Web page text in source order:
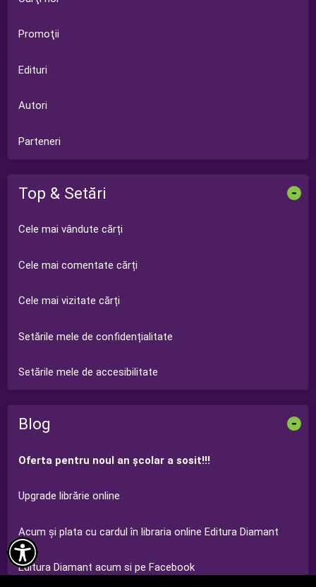

Promoţii
Edituri
Autori
Parteneri
Top & Setări -
Cele mai vândute cărți
Cele mai comentate cărți
Cele mai vizitate cărți
Setările mele de confidențialitate
Setările mele de accesibilitate
Blog -
Oferta pentru noul an şcolar a sosit!!!
Upgrade librărie online
Acum şi plata cu cardul în libraria online Editura Diamant
Editura Diamant acum si pe Facebook